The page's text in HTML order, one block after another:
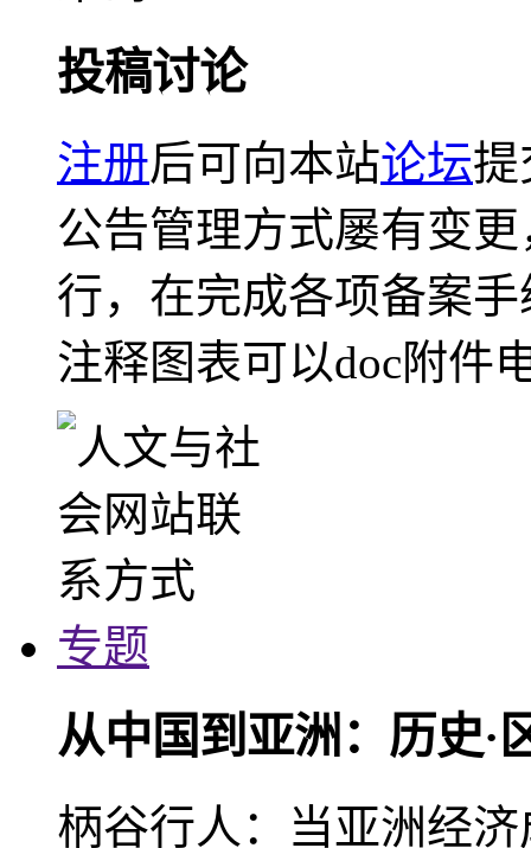
投稿讨论
注册后可向本站论坛提
公告管理方式屡有变
行，在完成各项备案
注释图表可以doc附件
专题
从中国到亚洲：历史·
柄谷行人：当亚洲经